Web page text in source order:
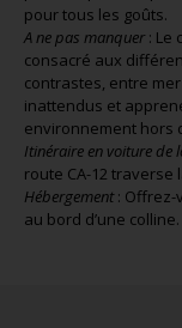
pour tous les goûts.
A ne pas manquer : Le
consacré aux
contrastes, entre
inattendus et
environnement hors
Itinéraire en voiture de
route CA-12 traverse
Hébergement: Offrez-
au bord d’une colline.